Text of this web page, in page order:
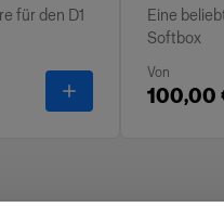
für den D1
High Capacity
Eine
Softbox
Von
100,00